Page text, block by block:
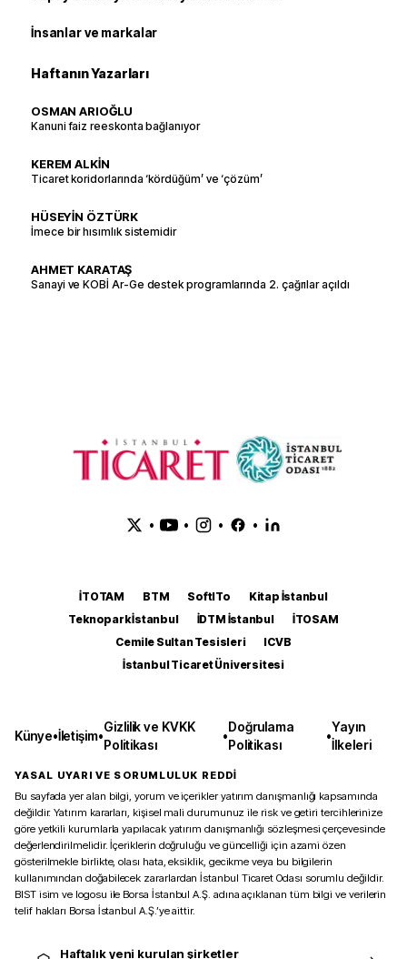
İnsanlar ve markalar
Haftanın Yazarları
OSMAN ARIOĞLU
Kanuni faiz reeskonta bağlanıyor
KEREM ALKİN
Ticaret koridorlarında ‘kördüğüm’ ve ‘çözüm’
HÜSEYİN ÖZTÜRK
İmece bir hısımlık sistemidir
AHMET KARATAŞ
Sanayi ve KOBİ Ar-Ge destek programlarında 2. çağrılar açıldı
• • • •
İTOTAM BTM SoftITo
Kitap İstanbul
Teknopark İstanbul
İDTM İstanbul
İTOSAM
Cemile Sultan Tesisleri
ICVB
İstanbul Ticaret Üniversitesi
Künye•İletişim•
Gizlilik ve KVKK
Politikası
•
Doğrulama
Politikası
•
Yayın
İlkeleri
YASAL UYARI VE SORUMLULUK REDDİ
Bu sayfada yer alan bilgi, yorum ve içerikler yatırım danışmanlığı kapsamında
değildir. Yatırım kararları, kişisel mali durumunuz ile risk ve getiri tercihlerinize
göre yetkili kurumlarla yapılacak yatırım danışmanlığı sözleşmesi çerçevesinde
değerlendirilmelidir. İçeriklerin doğruluğu ve güncelliği için azami özen
gösterilmekle birlikte, olası hata, eksiklik, gecikme veya bu bilgilerin
kullanımından doğabilecek zararlardan İstanbul Ticaret Odası sorumlu değildir.
BIST isim ve logosu ile Borsa İstanbul A.Ş. adına açıklanan tüm bilgi ve verilerin
telif hakları Borsa İstanbul A.Ş.’ye aittir.
Haftalık yeni kurulan şirketler